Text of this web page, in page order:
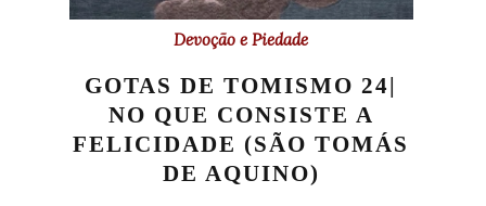
Devoção e Piedade
GOTAS DE TOMISMO 24|
NO QUE CONSISTE A
FELICIDADE (SÃO TOMÁS
DE AQUINO)